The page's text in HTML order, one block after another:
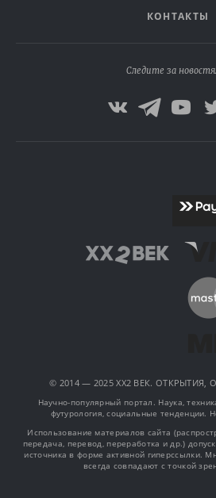
КОНТАКТЫ
Следите за
© 2014 — 2025 XX2 ВЕК.
Научно-популярный портал. Наука,
футурология, социальные тенденции.
Использование материалов сайта
передача, перевод, переработка и др.)
источника в форме активной гиперссылки.
всегда совпадают с точкой